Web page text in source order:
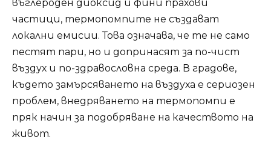
въглероден диоксид и фини прахови
частици, термопомпите не създават
локални емисии. Това означава, че те не само
пестят пари, но и допринасят за по-чист
въздух и по-здравословна среда. В градове,
където замърсяването на въздуха е сериозен
проблем, внедряването на термопомпи е
пряк начин за подобряване на качеството на
живот.